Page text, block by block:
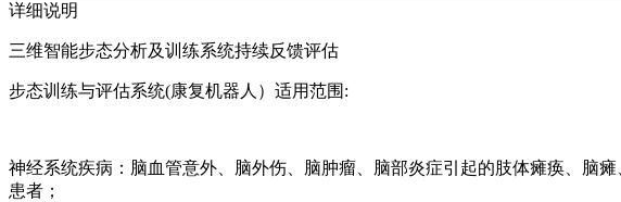
详细说明
三维智能步态分析及训练系统持续反馈评估
步态训练与评估系统(康复机器人）适用范围 :
神经系统疾病：脑血管意外、脑外伤、脑肿瘤、脑部炎症引起的肢体瘫痪、脑
患者；